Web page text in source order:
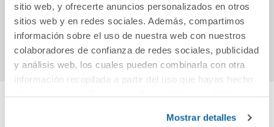
sitio web, y ofrecerte anuncios personalizados en otros
sitios web y en redes sociales. Además, compartimos
información sobre el uso de nuestra web con nuestros
colaboradores de confianza de redes sociales, publicidad
y análisis web, los cuales pueden combinarla con otra
información recopilada a partir del uso que hayas hecho
Mostrar detalles
16,95€
Comprar
16,50€
Comprar